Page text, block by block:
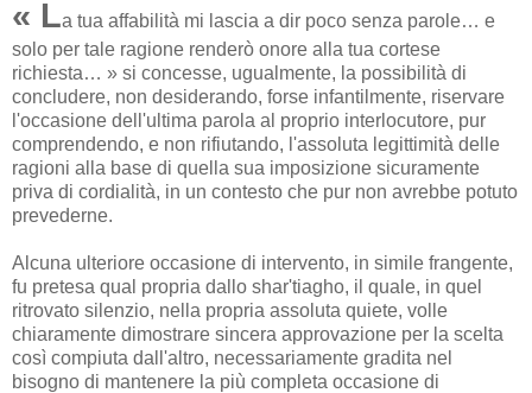
« La tua affabilità mi lascia a dir poco senza parole… e
solo per tale ragione renderò onore alla tua cortese
richiesta… » si concesse, ugualmente, la possibilità di
concludere, non desiderando, forse infantilmente, riservare
l'occasione dell'ultima parola al proprio interlocutore, pur
comprendendo, e non rifiutando, l'assoluta legittimità delle
ragioni alla base di quella sua imposizione sicuramente
priva di cordialità, in un contesto che pur non avrebbe potuto
prevederne.
Alcuna ulteriore occasione di intervento, in simile frangente,
fu pretesa qual propria dallo shar'tiagho, il quale, in quel
ritrovato silenzio, nella propria assoluta quiete, volle
chiaramente dimostrare sincera approvazione per la scelta
così compiuta dall'altro, necessariamente gradita nel
bisogno di mantenere la più completa occasione di